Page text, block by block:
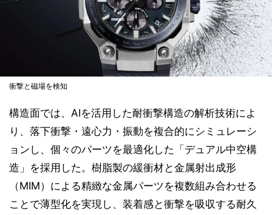
衝撃と磁場を検知
構造面では、AIを活用した耐衝撃構造の解析技術によ
り、落下衝撃・遠心力・振動を複合的にシミュレーシ
ョンし、個々のパーツを最適化した「デュアル中空構
造」を採用した。樹脂製の緩衝材と金属射出成形
（MIM）による精緻な金属パーツを複数組み合わせる
ことで薄型化を実現し、装着感と衝撃を吸収する耐久